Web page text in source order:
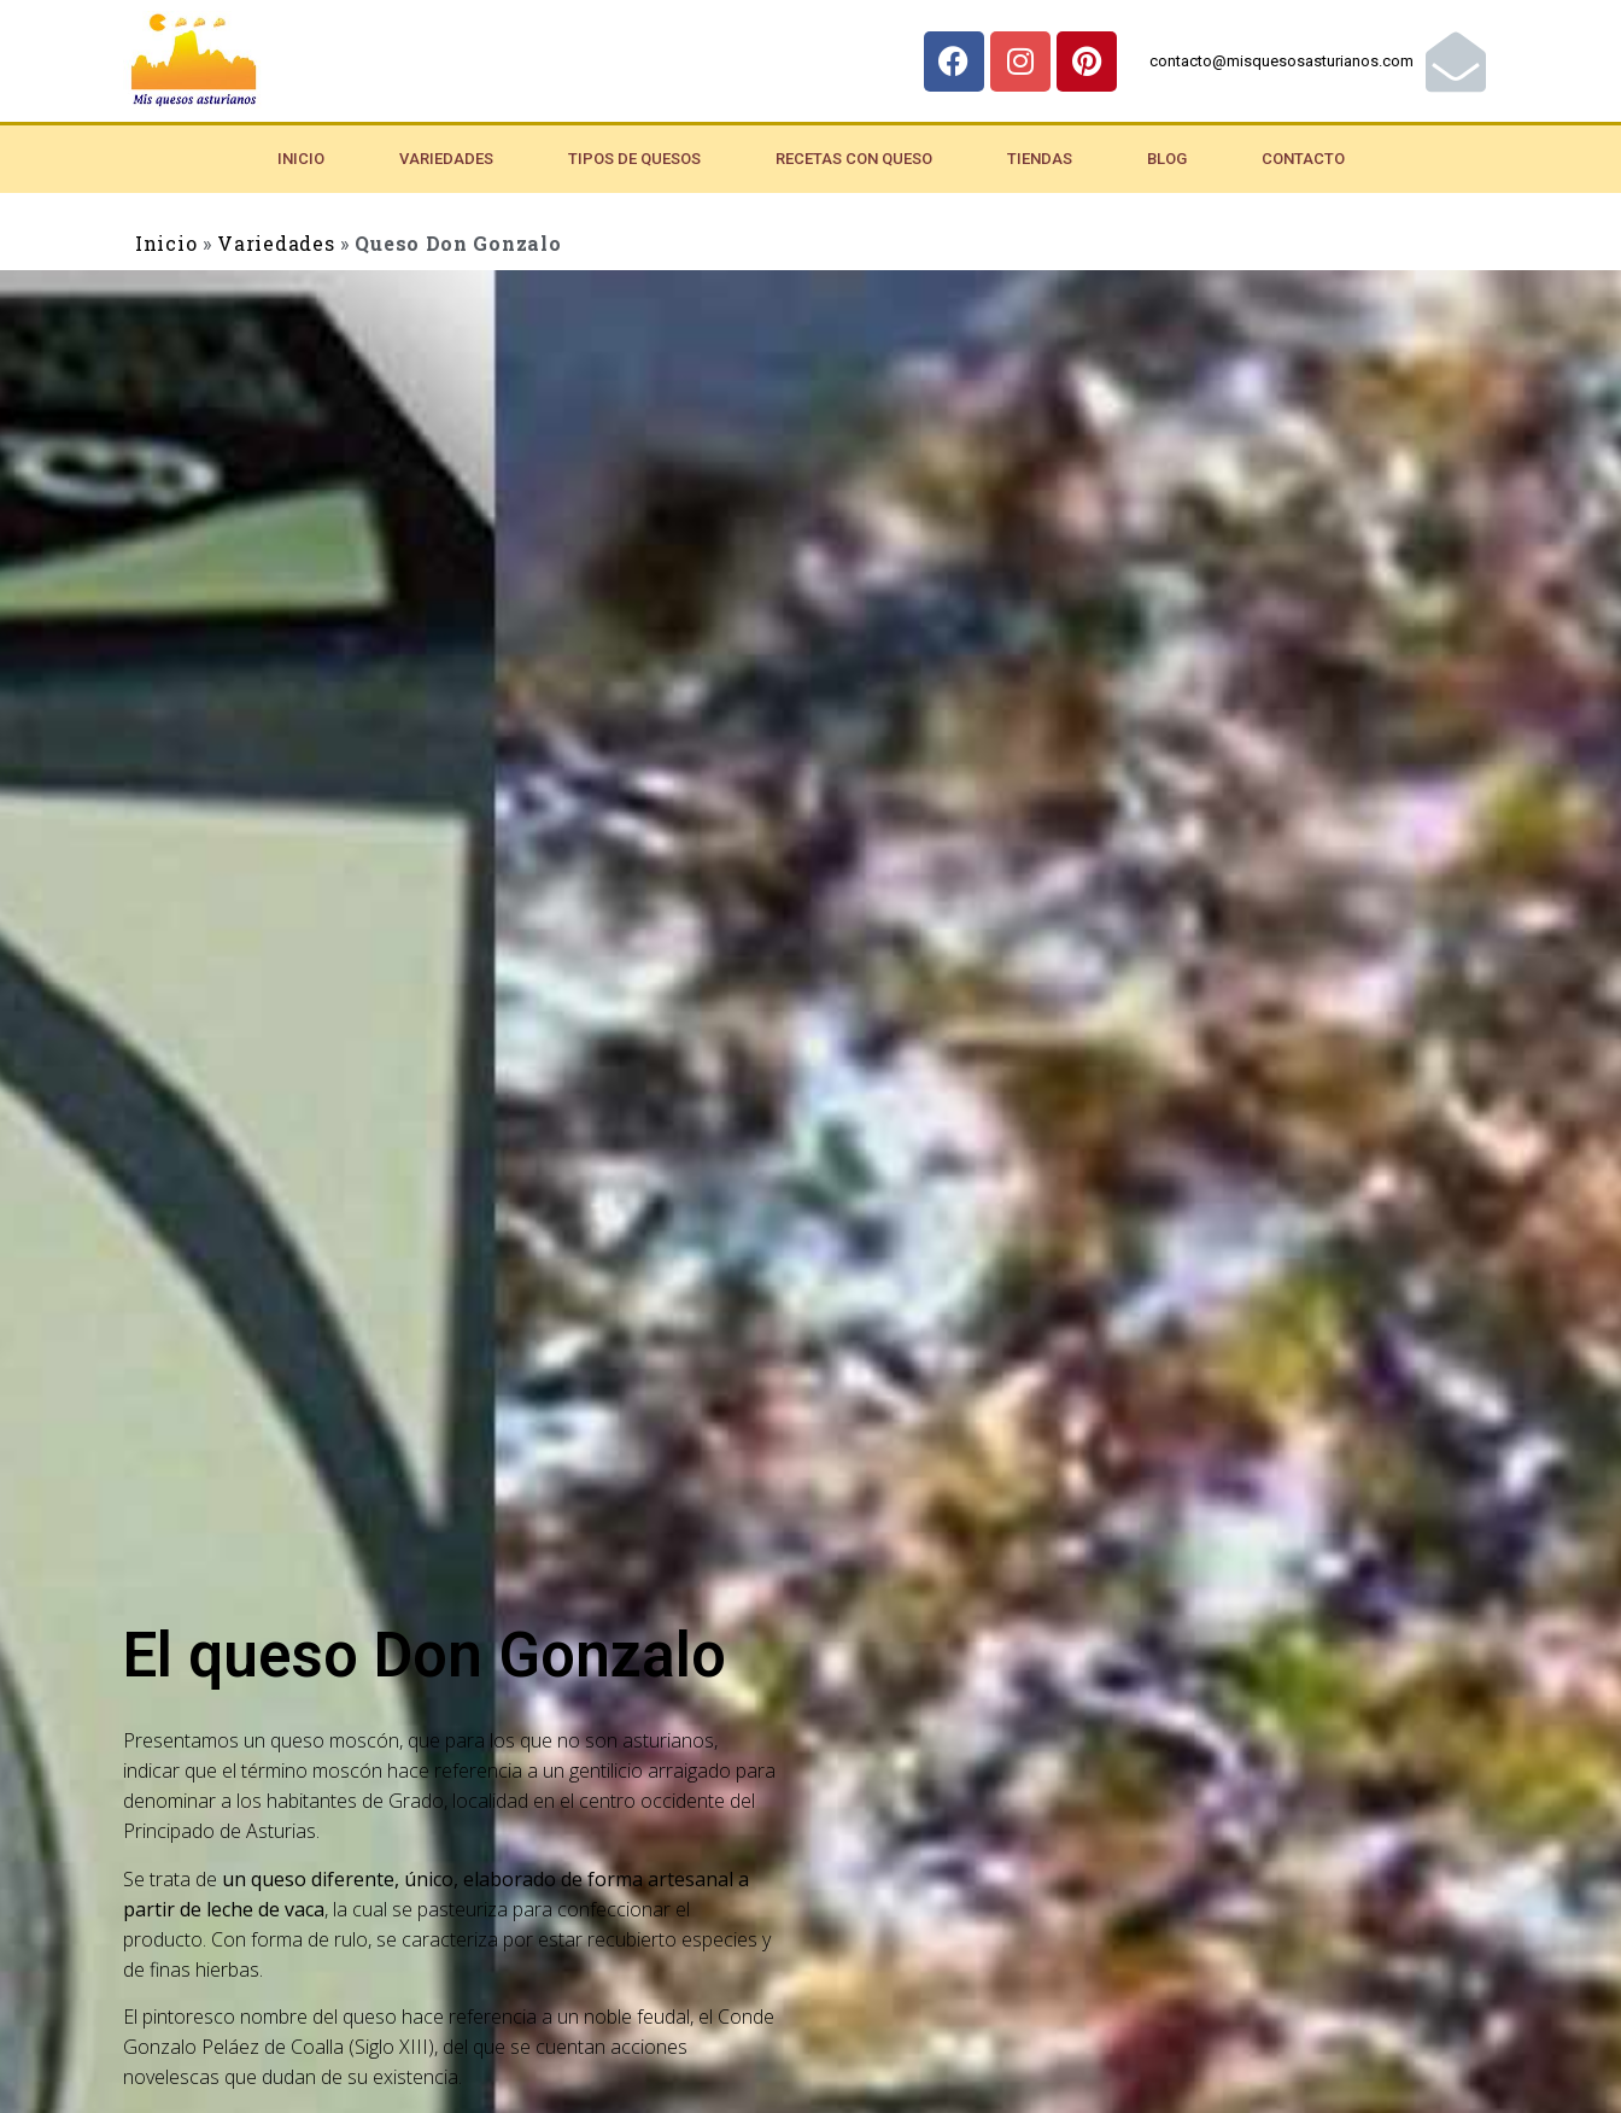
contacto@misquesosasturianos.com
INICIO VARIEDADES TIPOS DE QUESOS RECETAS CON QUESO TIENDAS BLOG CONTACTO
Inicio » Variedades » Queso Don Gonzalo
El queso Don Gonzalo
Presentamos un queso moscón, que para los que no son asturianos,
indicar que el término moscón hace referencia a un gentilicio arraigado para
denominar a los habitantes de Grado, localidad en el centro occidente del
Principado de Asturias.
Se trata de un queso diferente, único, elaborado de forma artesanal a
partir de leche de vaca, la cual se pasteuriza para confeccionar el
producto. Con forma de rulo, se caracteriza por estar recubierto especies y
de finas hierbas.
El pintoresco nombre del queso hace referencia a un noble feudal, el Conde
Gonzalo Peláez de Coalla (Siglo XIII), del que se cuentan acciones
novelescas que dudan de su existencia.